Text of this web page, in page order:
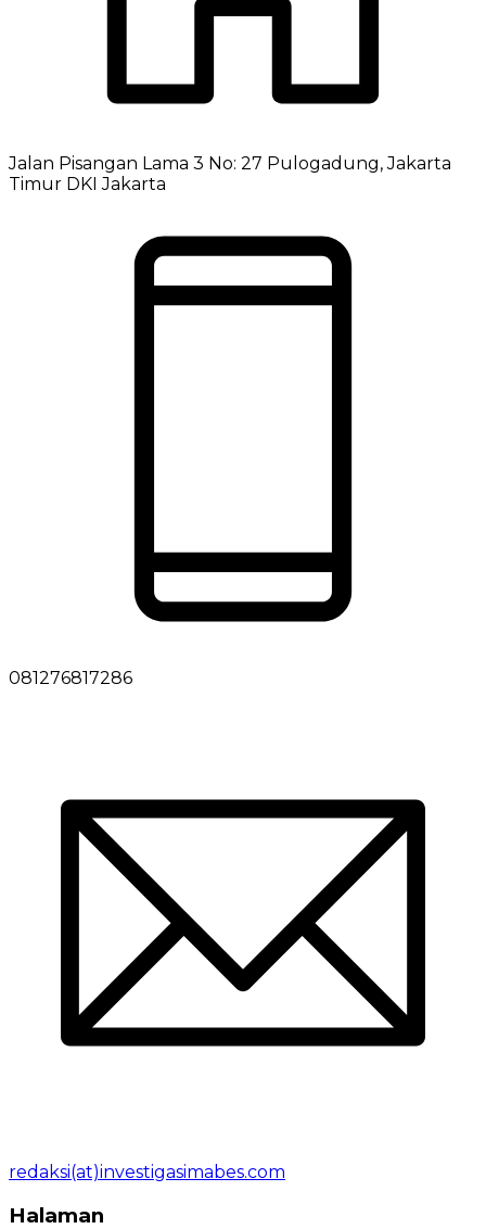
Jalan Pisangan Lama 3 No: 27 Pulogadung, Jakarta
Timur DKI Jakarta
081276817286
redaksi(at)investigasimabes.com
Halaman